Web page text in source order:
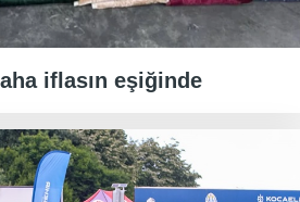
iflasın eşiğinde